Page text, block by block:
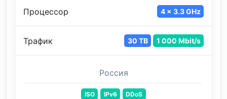
Процессор 4 x 3.3 GHz
Трафик 30 TB 1 000 Mbit/s
Россия
ISO IPv6 DDoS